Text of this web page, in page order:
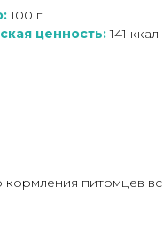
100 г
ценность: 141 ккал
питомцев